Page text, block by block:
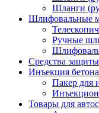
Шланги
Шлифовальные
Ручные
Средства защиты
Инъекция бетона
Пакер для
Товары для